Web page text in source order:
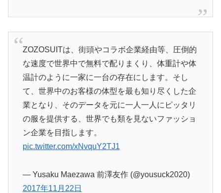
ZOZOSUITは、街頭やコラボ企業経由等、圧倒的
な速度で世界中で無料で配りまくり、体重計や体
温計のように一家に一台の存在にします。そし
て、世界中のお客様の体型を最も知り尽くした企
業となり、そのデータを元に一人一人にピッタリ
の服を提供する、世界でも類を見ないファッショ
ン企業を目指します。
pic.twitter.com/xNvquY2TJ1
— Yusaku Maezawa 前澤友作 (@yousuck2020)
2017年11月22日